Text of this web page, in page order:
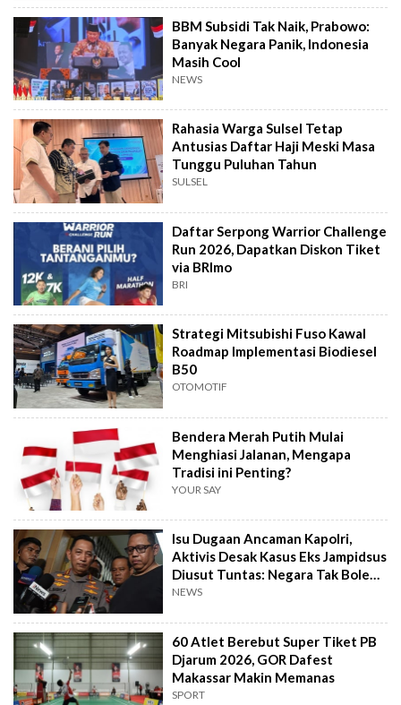
BBM Subsidi Tak Naik, Prabowo:
Banyak Negara Panik, Indonesia
Masih Cool
NEWS
Rahasia Warga Sulsel Tetap
Antusias Daftar Haji Meski Masa
Tunggu Puluhan Tahun
SULSEL
Daftar Serpong Warrior Challenge
Run 2026, Dapatkan Diskon Tiket
via BRImo
BRI
Strategi Mitsubishi Fuso Kawal
Roadmap Implementasi Biodiesel
B50
OTOMOTIF
Bendera Merah Putih Mulai
Menghiasi Jalanan, Mengapa
Tradisi ini Penting?
YOUR SAY
Isu Dugaan Ancaman Kapolri,
Aktivis Desak Kasus Eks Jampidsus
Diusut Tuntas: Negara Tak Boleh
Kalah
NEWS
60 Atlet Berebut Super Tiket PB
Djarum 2026, GOR Dafest
Makassar Makin Memanas
SPORT